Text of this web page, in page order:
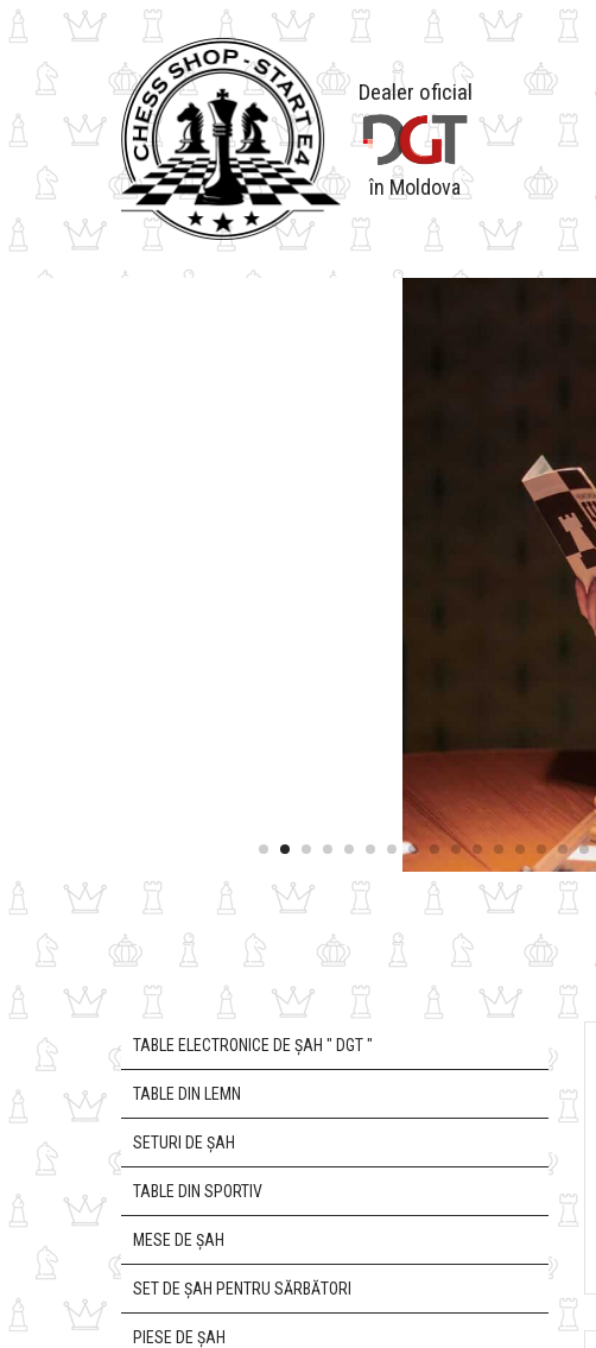
Dealer oficial
în Moldova
TABLE ELECTRONICE DE ȘAH " DGT "
TABLE DIN LEMN
SETURI DE ȘAH
TABLE DIN SPORTIV
MESE DE ȘAH
SET DE ȘAH PENTRU SĂRBĂTORI
PIESE DE ȘAH